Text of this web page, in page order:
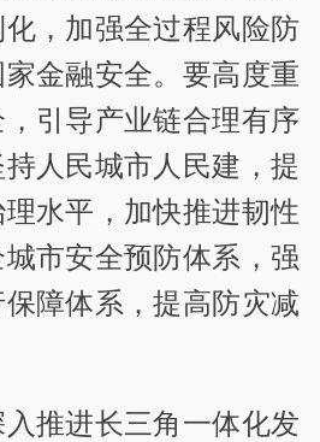
，加强全过程风险防
金融安全。要高度重
引导产业链合理有序
人民城市人民建，提
水平，加快推进韧性
市安全预防体系，强
障体系，提高防灾减
推进长三角一体化发